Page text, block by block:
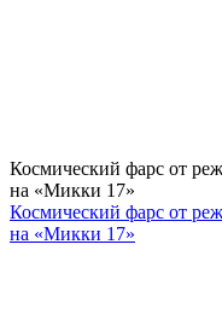
Космический фарс от
на «Микки 17»
Космический фарс от
на «Микки 17»